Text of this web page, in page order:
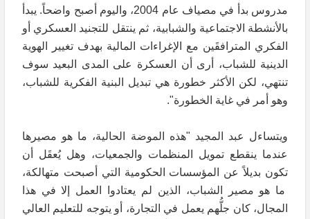
مدروس بدأ في مصياف عام 2004، واليوم أصبح واضحاً. يبدأ
بالأنشطة الاجتماعية والشبابية، ثم ينتقل للتجنيد العسكري أو
الفكري المترافقَين مع الإغراءات المالية بهدف تغيير الهوية
الدينية للشباب، أرى أن العسكرة على المدى البعيد سوف
تنتهي، لكن الأكثر خطورة هي تبديل البنية الفكرية للشباب،
وهو أمر في غاية الخطورة".
ويتساءل عبد المجيد "هذه الموضة الحالية، ما هو مصيرها
عندما ينقطع تمويل المنظمات والجمعيات، وهل يُعقَل أن
تكون بديلاً عن المؤسسات الحكومية التي أصبحت متهالكة،
ما هو مصير الشباب، الذين لم يعتادوا العمل إلا في هذا
المجال، كان جلُّهم يعمل في التجارة، أو يتوجه للتعليم العالي